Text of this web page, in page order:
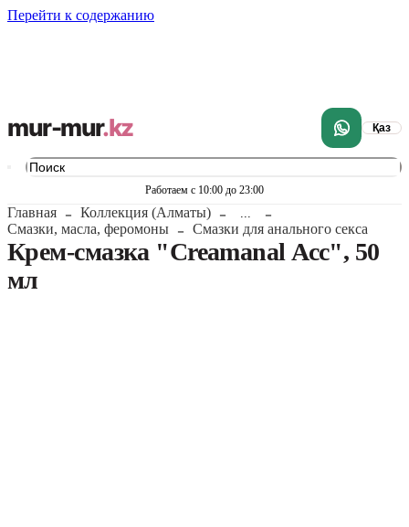
Перейти к содержанию
mur-mur.kz Қаз
Работаем с 10:00 до 23:00
Главная Коллекция (Алматы)
Смазки, масла, феромоны Смазки для анального секса
Крем-смазка "Creamanal Асс", 50
мл